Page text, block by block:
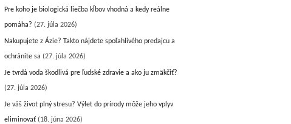
Pre koho je biologická liečba kĺbov vhodná a kedy reálne
pomáha? (27. júla 2026)
Nakupujete z Ázie? Takto nájdete spoľahlivého predajcu a
ochránite sa (27. júla 2026)
Je tvrdá voda škodlivá pre ľudské zdravie a ako ju zmäkčiť?
(27. júla 2026)
Je váš život plný stresu? Výlet do prírody môže jeho vplyv
eliminovať (18. júna 2026)